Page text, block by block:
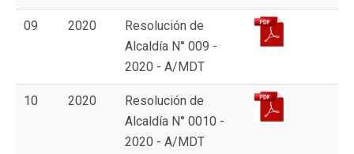
09 2020
Resolución de
Alcaldía N° 009 -
2020 - A/MDT
10 2020
Resolución de
Alcaldía N° 0010 -
2020 - A/MDT